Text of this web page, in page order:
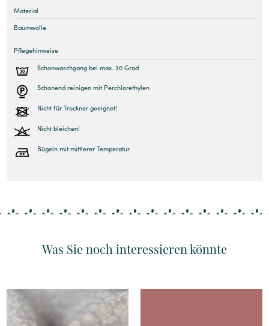
Material
Baumwolle
Pflegehinweise
Schonwaschgang bei max. 30 Grad
Schonend reinigen mit Perchlorethylen
Nicht für Trockner geeignet!
Nicht bleichen!
Bügeln mit mittlerer Temperatur
Was Sie noch interessieren könnte